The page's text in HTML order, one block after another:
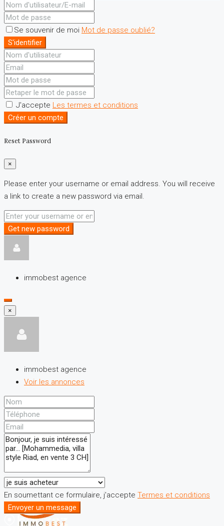
Se souvenir de moi Mot de passe oublié?
S'identifier
J'accepte Les termes et conditions
Créer un compte
Reset Password
×
Please enter your username or email address. You will receive
a link to create a new password via email.
Get new password
immobest agence
×
immobest agence
Voir les annonces
En soumettant ce formulaire, j'accepte Termes et conditions
Envoyer un message